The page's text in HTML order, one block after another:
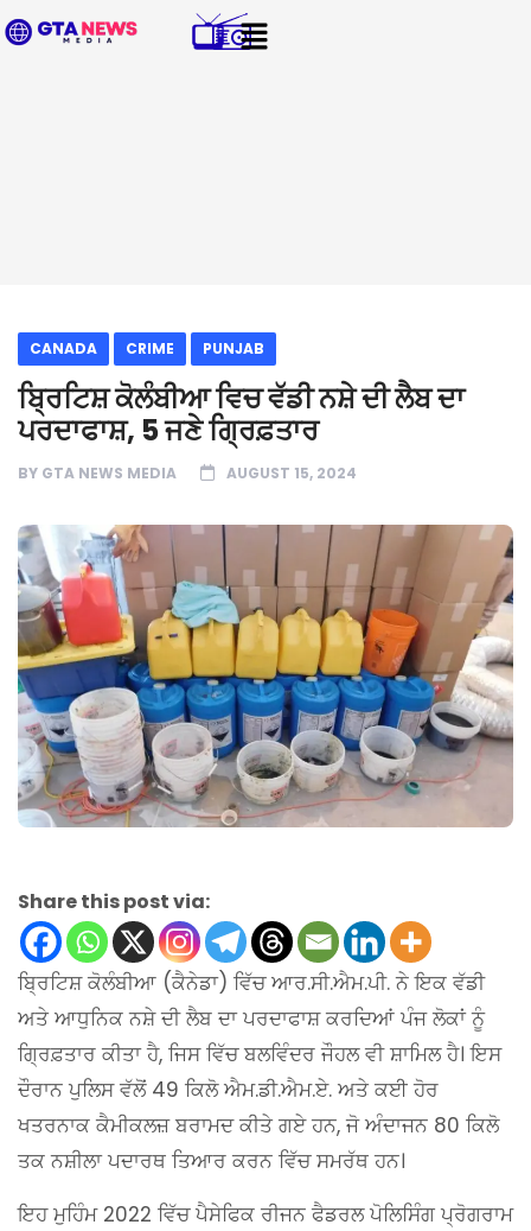
CANADA CRIME PUNJAB
ਬ੍ਰਿਟਿਸ਼ ਕੋਲੰਬੀਆ ਵਿਚ ਵੱਡੀ ਨਸ਼ੇ ਦੀ ਲੈਬ ਦਾ
ਪਰਦਾਫਾਸ਼, 5 ਜਣੇ ਗ੍ਰਿਫ਼ਤਾਰ
BY GTA NEWS MEDIA AUGUST 15, 2024
Share this post via:
ਬ੍ਰਿਟਿਸ਼ ਕੋਲੰਬੀਆ (ਕੈਨੇਡਾ) ਵਿੱਚ ਆਰ.ਸੀ.ਐਮ.ਪੀ. ਨੇ ਇਕ ਵੱਡੀ
ਅਤੇ ਆਧੁਨਿਕ ਨਸ਼ੇ ਦੀ ਲੈਬ ਦਾ ਪਰਦਾਫਾਸ਼ ਕਰਦਿਆਂ ਪੰਜ ਲੋਕਾਂ ਨੂੰ
ਗ੍ਰਿਫ਼ਤਾਰ ਕੀਤਾ ਹੈ, ਜਿਸ ਵਿੱਚ ਬਲਵਿੰਦਰ ਜੌਹਲ ਵੀ ਸ਼ਾਮਿਲ ਹੈ। ਇਸ
ਦੌਰਾਨ ਪੁਲਿਸ ਵੱਲੋਂ 49 ਕਿਲੋ ਐਮ.ਡੀ.ਐਮ.ਏ. ਅਤੇ ਕਈ ਹੋਰ
ਖਤਰਨਾਕ ਕੈਮੀਕਲਜ਼ ਬਰਾਮਦ ਕੀਤੇ ਗਏ ਹਨ, ਜੋ ਅੰਦਾਜਨ 80 ਕਿਲੋ
ਤਕ ਨਸ਼ੀਲਾ ਪਦਾਰਥ ਤਿਆਰ ਕਰਨ ਵਿੱਚ ਸਮਰੱਥ ਹਨ।
ਇਹ ਮੁਹਿੰਮ 2022 ਵਿੱਚ ਪੈਸੇਫਿਕ ਰੀਜਨ ਫੈਡਰਲ ਪੋਲਿਸਿੰਗ ਪ੍ਰੋਗਰਾਮ